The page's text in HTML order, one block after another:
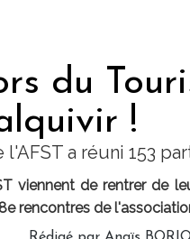
du
!
l'AFST a réuni 153
viennent de rentrer de
rencontres de